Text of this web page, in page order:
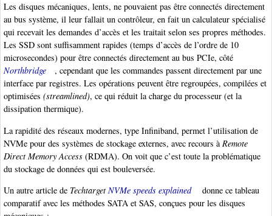
Les disques mécaniques, lents, ne pouvaient pas être connectés directement
au bus système, il leur fallait un contrôleur, en fait un calculateur spécialisé
qui recevait les demandes d’accès et les traitait selon ses propres méthodes.
Les SSD sont suffisamment rapides (temps d’accès de l’ordre de 10
microsecondes) pour être connectés directement au bus PCIe, côté
Northbridge
, cependant que les commandes passent directement par une
interface par registres. Les opérations peuvent être regroupées, compilées et
optimisées (streamlined), ce qui réduit la charge du processeur (et la
dissipation thermique).
La rapidité des réseaux modernes, type Infiniband, permet l’utilisation de
NVMe pour des systèmes de stockage externes, avec recours à Remote
Direct Memory Access (RDMA). On voit que c’est toute la problématique
du stockage de données qui est bouleversée.
Un autre article de Techtarget NVMe speeds explained
donne ce tableau
comparatif avec les méthodes SATA et SAS, conçues pour les disques